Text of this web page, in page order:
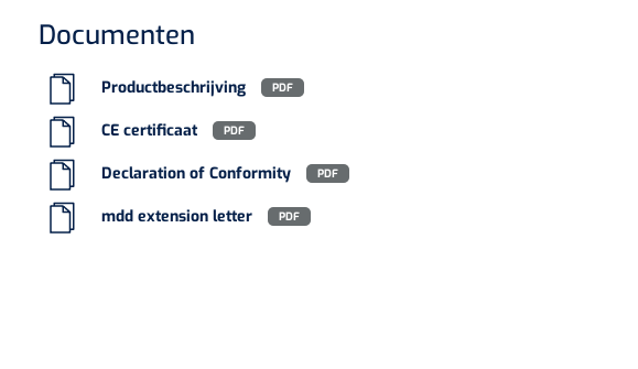
Documenten
Productbeschrijving PDF
CE certificaat PDF
Declaration of Conformity PDF
mdd extension letter PDF